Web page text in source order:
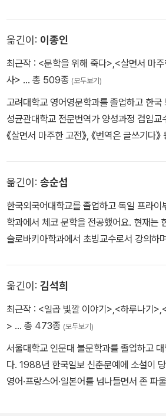
작가 노트』, 『푸코의 진자』, 『전날의 섬』
『인간과 상징』, 니코스 카잔차키스의 『미
옮긴이: 이종인
최근작 : <문학을 위해 죽다>,<살면서 마
사> … 총 509종 (모두보기)
고려대학교 영어영문학과를 졸업하고 한국
성균관대학교 전문번역가 양성과정 겸임교
《살면서 마주한 고전》, 《번역은 글쓰기다
옮긴이: 송순섭
한국외국어대학교를 졸업하고 독일 프라이
학과에서 체코 문학을 전공했어요. 현재는
슬로바키아학과에서 초빙교수로서 강의하
《윔피키드 2》, 《책 먹는 여우》 시리즈, 《
내, 무지개 물고기》, 《평범한 인생》, 《이야
것》등 60여 권이 있어요.
옮긴이: 김석희
최근작 : <일곱 빛깔 이야기>,<하루나기>,
> … 총 473종 (모두보기)
서울대학교 인문대 불문학과를 졸업하고
다. 1988년 한국일보 신춘문예에 소설이
영어·프랑스어·일본어를 넘나들면서 존 파